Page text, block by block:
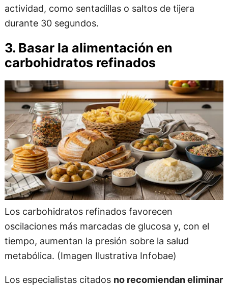
actividad, como sentadillas o saltos de tijera
durante 30 segundos.
3. Basar la alimentación en
carbohidratos refinados
Los carbohidratos refinados favorecen
oscilaciones más marcadas de glucosa y, con el
tiempo, aumentan la presión sobre la salud
metabólica. (Imagen Ilustrativa Infobae)
Los especialistas citados no recomiendan eliminar